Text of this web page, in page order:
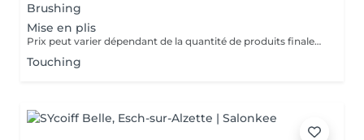
Brushing
Mise en plis
Prix peut varier dépendant de la quantité de produits finalement utilisées.
Touching